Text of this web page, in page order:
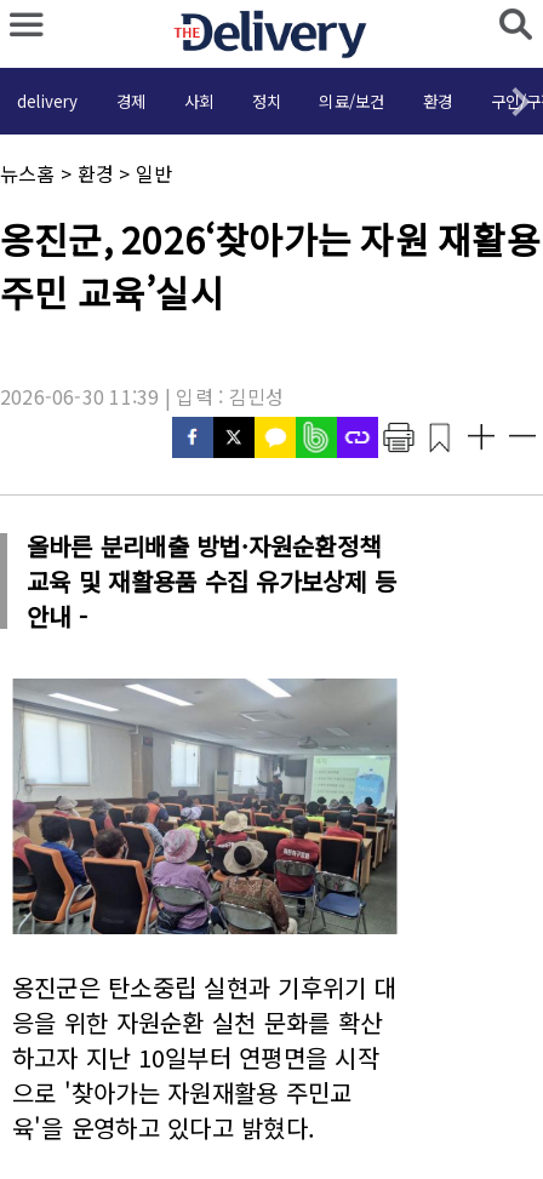
delivery 경제 사회 정치 의료/보건 환경 구인/
채
널
뉴스홈 > 환경 > 일반
기
사
목
옹진군, 2026‘찾아가는 자원 재활용
주민 교육’실시
2026-06-30 11:39 | 입력 : 김민성
올바른 분리배출 방법·자원순환정책
교육 및 재활용품 수집 유가보상제 등
안내 -
옹진군은 탄소중립 실현과 기후위기 대
응을 위한 자원순환 실천 문화를 확산
하고자 지난 10일부터 연평면을 시작
으로 '찾아가는 자원재활용 주민교
육'을 운영하고 있다고 밝혔다.